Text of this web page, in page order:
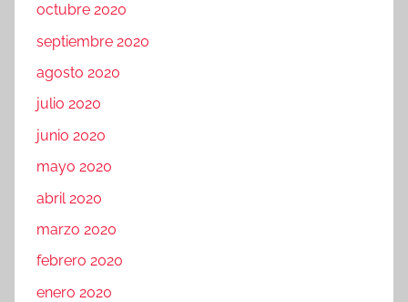
octubre 2020
septiembre 2020
agosto 2020
julio 2020
junio 2020
mayo 2020
abril 2020
marzo 2020
febrero 2020
enero 2020